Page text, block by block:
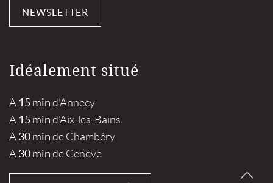
NEWSLETTER
Idéalement situé
A 15 min d’Annecy
A 15 min d’Aix-les-Bains
A 30 min de Chambéry
A 30 min de Genève